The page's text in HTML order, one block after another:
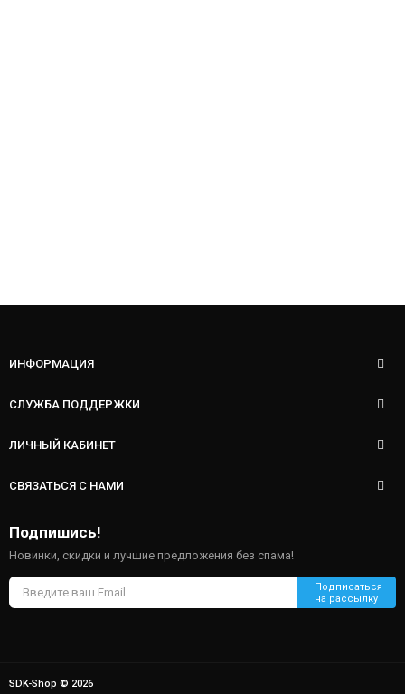
ИНФОРМАЦИЯ
СЛУЖБА ПОДДЕРЖКИ
ЛИЧНЫЙ КАБИНЕТ
СВЯЗАТЬСЯ С НАМИ
Подпишись!
Новинки, скидки и лучшие предложения без спама!
SDK-Shop © 2026